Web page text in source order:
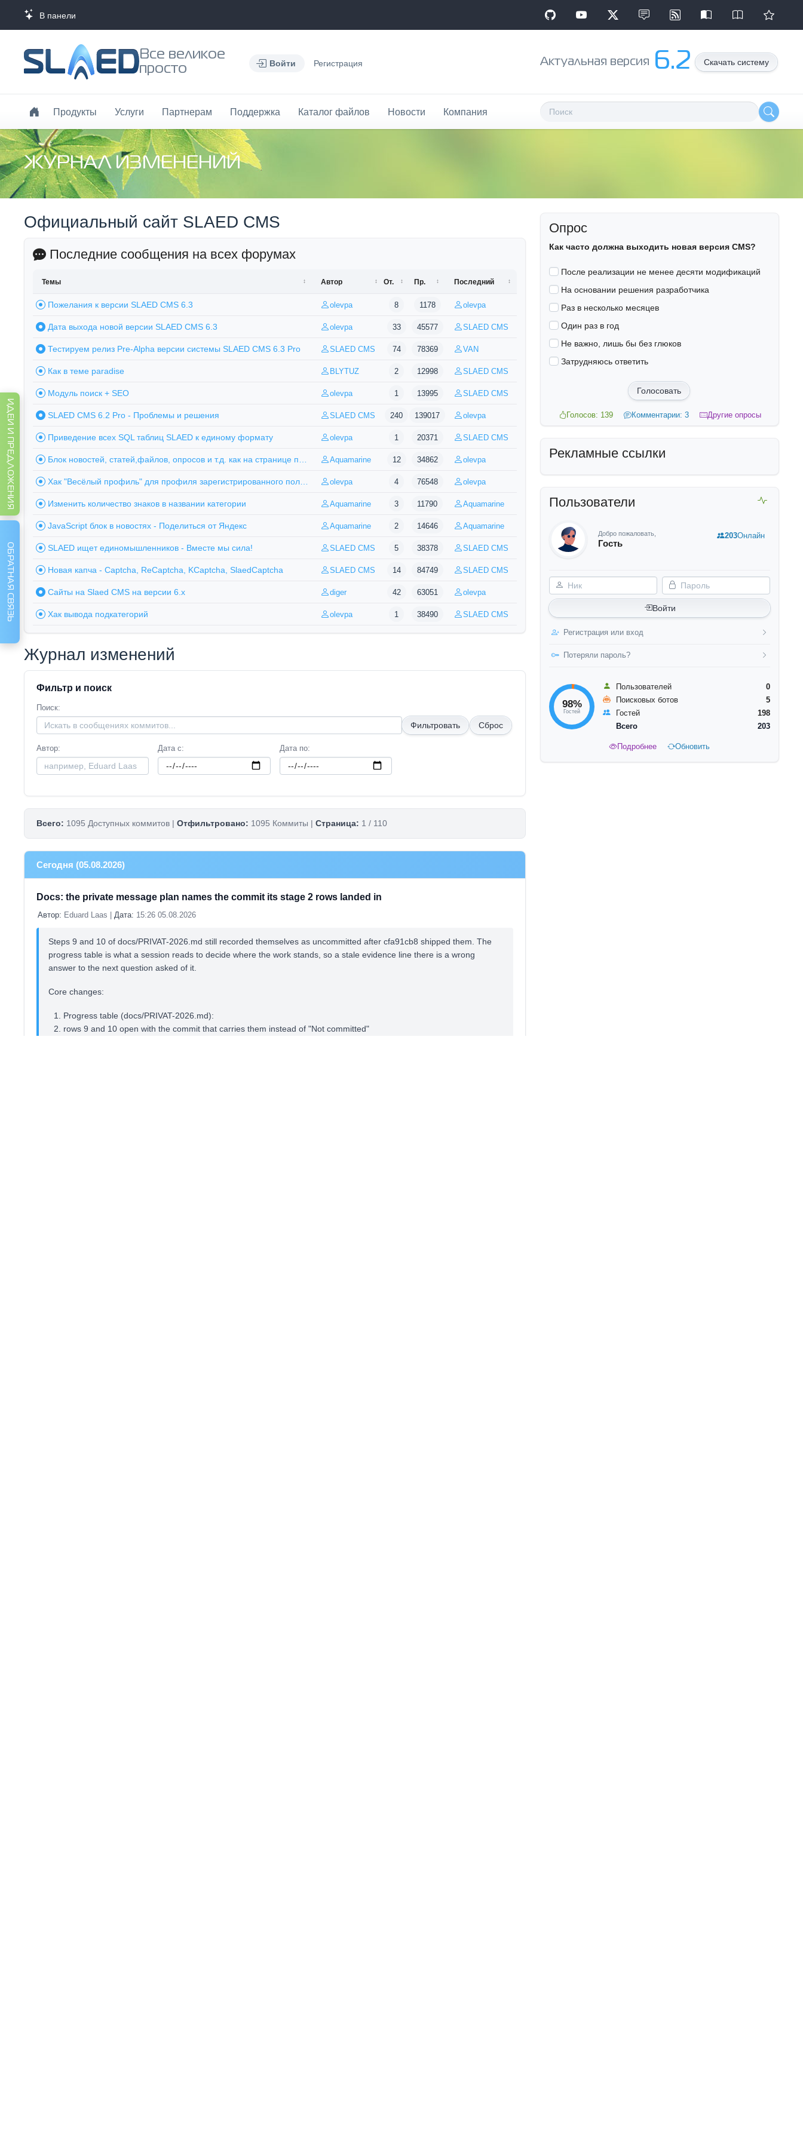
В панели администратора запретил себе вход по IP, что делать?
Все великое
просто
Войти Регистрация Aктуальная версия 6.2 Скачать систему
Продукты Услуги Партнерам Поддержка Каталог файлов Новости Компания
ЖУРНАЛ ИЗМЕНЕНИЙ
Официальный сайт SLAED CMS
Последние сообщения на всех форумах
Темы Автор От. Пр. Последний
Пожелания к версии SLAED CMS 6.3 olevpa 8 1178 olevpa
Дата выхода новой версии SLAED CMS 6.3 olevpa 33 45577 SLAED CMS
Тестируем релиз Pre-Alpha версии системы SLAED CMS 6.3 Pro SLAED CMS 74 78369 VAN
Как в теме paradise BLYTUZ 2 12998 SLAED CMS
Модуль поиск + SEO olevpa 1 13995 SLAED CMS
SLAED CMS 6.2 Pro - Проблемы и решения SLAED CMS 240 139017 olevpa
Приведение всех SQL таблиц SLAED к единому формату olevpa 1 20371 SLAED CMS
Блок новостей, статей,файлов, опросов и т.д. как на странице презентация Aquamarine 12 34862 olevpa
Хак "Весёлый профиль" для профиля зарегистрированного пользователя olevpa 4 76548 olevpa
Изменить количество знаков в названии категории Aquamarine 3 11790 Aquamarine
JavaScript блок в новостях - Поделиться от Яндекс Aquamarine 2 14646 Aquamarine
SLAED ищет единомышленников - Вместе мы сила! SLAED CMS 5 38378 SLAED CMS
Новая капча - Captcha, ReCaptcha, KCaptcha, SlaedCaptcha SLAED CMS 14 84749 SLAED CMS
Сайты на Slaed CMS на версии 6.x diger 42 63051 olevpa
Хак вывода подкатегорий olevpa 1 38490 SLAED CMS
Журнал изменений
Фильтр и поиск
Поиск
Автор Дата с Дата по
Всего: 1095 Доступных коммитов | Отфильтровано: 1095 Коммиты | Страница: 1 / 110
Сегодня (05.08.2026)
Docs: the private message plan names the commit its stage 2 rows landed in
Автор: Eduard Laas | Дата: 15:26 05.08.2026
Steps 9 and 10 of docs/PRIVAT-2026.md still recorded themselves as uncommitted after cfa91cb8 shipped them. The
progress table is what a session reads to decide where the work stands, so a stale evidence line there is a wrong
answer to the next question asked of it.
Core changes:
Progress table (docs/PRIVAT-2026.md):
rows 9 and 10 open with the commit that carries them instead of "Not committed"
Опрос
Как часто должна выходить новая версия CMS?
После реализации не менее десяти модификаций
На основании решения разработчика
Раз в несколько месяцев
Один раз в год
Не важно, лишь бы без глюков
Затрудняюсь ответить
Голосовать
Голосов: 139 Комментарии: 3 Другие опросы
Рекламные ссылки
Пользователи
Добро пожаловать,
Гость
Ник Пароль
Войти
Регистрация или вход
Потеряли пароль?
203Онлайн
98%
Гостей
Пользователей
0
Поисковых ботов
5
Гостей
198
Всего
203
Подробнее Обновить
ИДЕИ И ПРЕДЛОЖЕНИЯ
ОБРАТНАЯ СВЯЗЬ